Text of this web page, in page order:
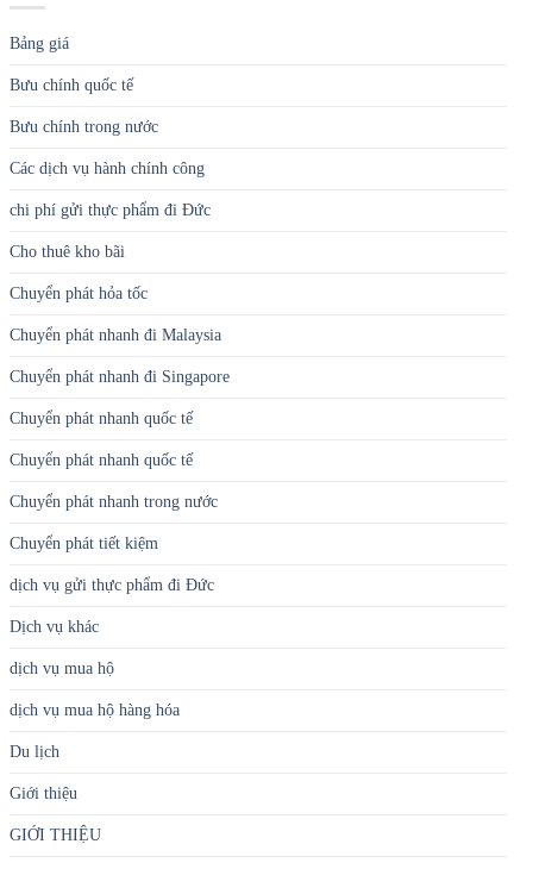
Bảng giá
Bưu chính quốc tế
Bưu chính trong nước
Các dịch vụ hành chính công
chi phí gửi thực phẩm đi Đức
Cho thuê kho bãi
Chuyển phát hỏa tốc
Chuyển phát nhanh đi Malaysia
Chuyển phát nhanh đi Singapore
Chuyển phát nhanh quốc tế
Chuyển phát nhanh quốc tế
Chuyển phát nhanh trong nước
Chuyển phát tiết kiệm
dịch vụ gửi thực phẩm đi Đức
Dịch vụ khác
dịch vụ mua hộ
dịch vụ mua hộ hàng hóa
Du lịch
Giới thiệu
GIỚI THIỆU